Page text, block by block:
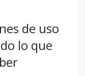
de uso
lo que